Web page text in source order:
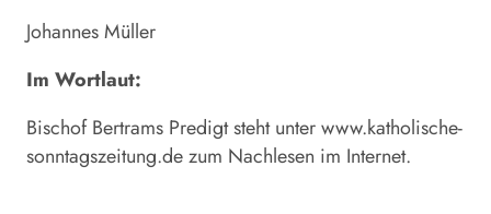
Johannes Müller
Im Wortlaut:
Bischof Bertrams Predigt steht unter www.katholische-
sonntagszeitung.de zum Nachlesen im Internet.